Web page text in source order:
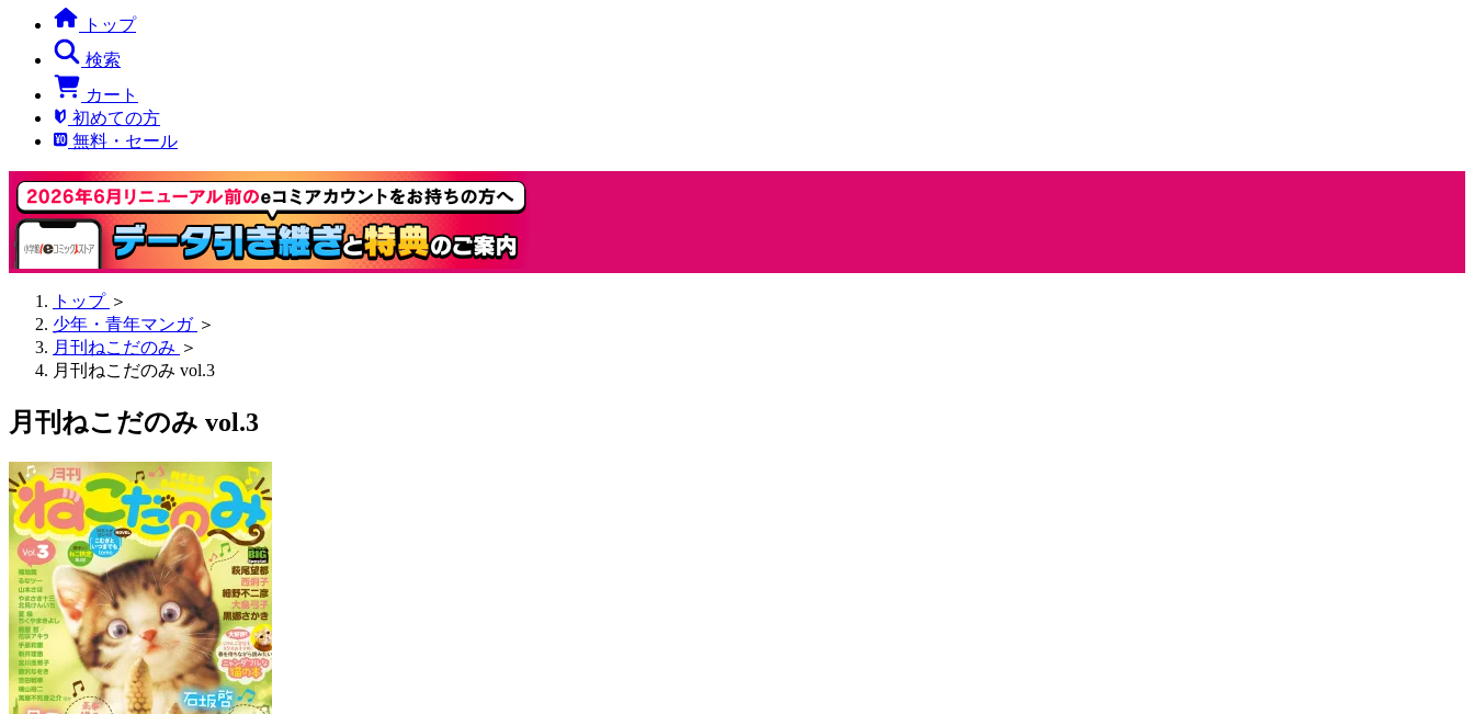
トップ
検索
カート
初めての方
無料・セール
トップ ＞
少年・青年マンガ ＞
月刊ねこだのみ ＞
月刊ねこだのみ vol.3
月刊ねこだのみ vol.3